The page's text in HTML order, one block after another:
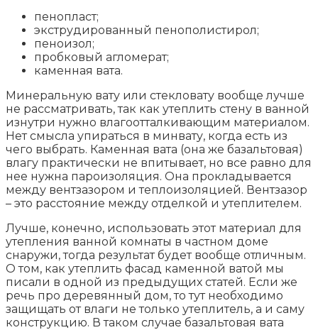
пенопласт;
экструдированный пенополистирол;
пеноизол;
пробковый агломерат;
каменная вата.
Минеральную вату или стекловату вообще лучше
не рассматривать, так как утеплить стену в ванной
изнутри нужно влагоотталкивающим материалом.
Нет смысла упираться в минвату, когда есть из
чего выбрать. Каменная вата (она же базальтовая)
влагу практически не впитывает, но все равно для
нее нужна пароизоляция. Она прокладывается
между вентзазором и теплоизоляцией. Вентзазор
– это расстояние между отделкой и утеплителем.
Лучше, конечно, использовать этот материал для
утепления ванной комнаты в частном доме
снаружи, тогда результат будет вообще отличным.
О том, как утеплить фасад каменной ватой мы
писали в одной из предыдущих статей. Если же
речь про деревянный дом, то тут необходимо
защищать от влаги не только утеплитель, а и саму
конструкцию. В таком случае базальтовая вата